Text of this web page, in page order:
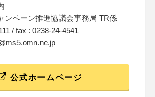
ンペーン推進協議会事務局 TR係
/ fax : 0238-24-4541
公式ホームページ